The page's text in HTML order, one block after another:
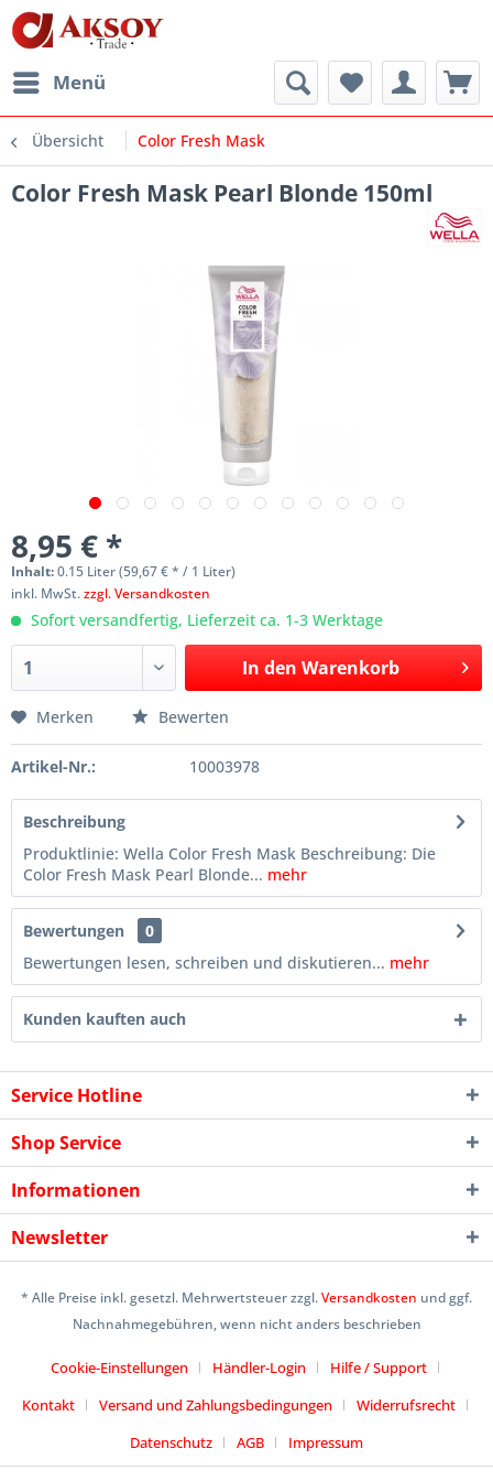
Menü
Übersicht Color Fresh Mask
Color Fresh Mask Pearl Blonde 150ml
8,95 € *
Inhalt:0.15 Liter (59,67 € * / 1 Liter)
inkl. MwSt.zzgl. Versandkosten
Sofort versandfertig, Lieferzeit ca. 1-3 Werktage
In den Warenkorb
Merken Bewerten
Artikel-Nr.: 10003978
Beschreibung
Produktlinie: Wella Color Fresh Mask Beschreibung: Die
Color Fresh Mask Pearl Blonde... mehr
Bewertungen
0
Bewertungen lesen, schreiben und diskutieren... mehr
Kunden kauften auch
Service Hotline
Shop Service
Informationen
Newsletter
* Alle Preise inkl. gesetzl. Mehrwertsteuer zzgl.Versandkosten und ggf.
Nachnahmegebühren, wenn nicht anders beschrieben
Cookie-Einstellungen Händler-Login
Hilfe / Support
Kontakt
Versand und Zahlungsbedingungen
Widerrufsrecht
Datenschutz
AGB Impressum
Designed byicommercetime